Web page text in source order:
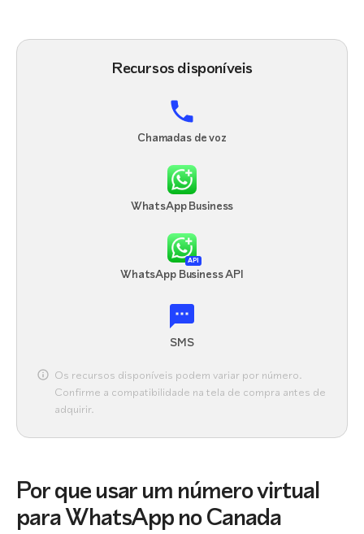
Recursos disponíveis
Chamadas de voz
WhatsApp Business
API
WhatsApp Business API
SMS
Os recursos disponíveis podem variar por número.
Confirme a compatibilidade na tela de compra antes de
adquirir.
Por que usar um número virtual
para WhatsApp no Canada